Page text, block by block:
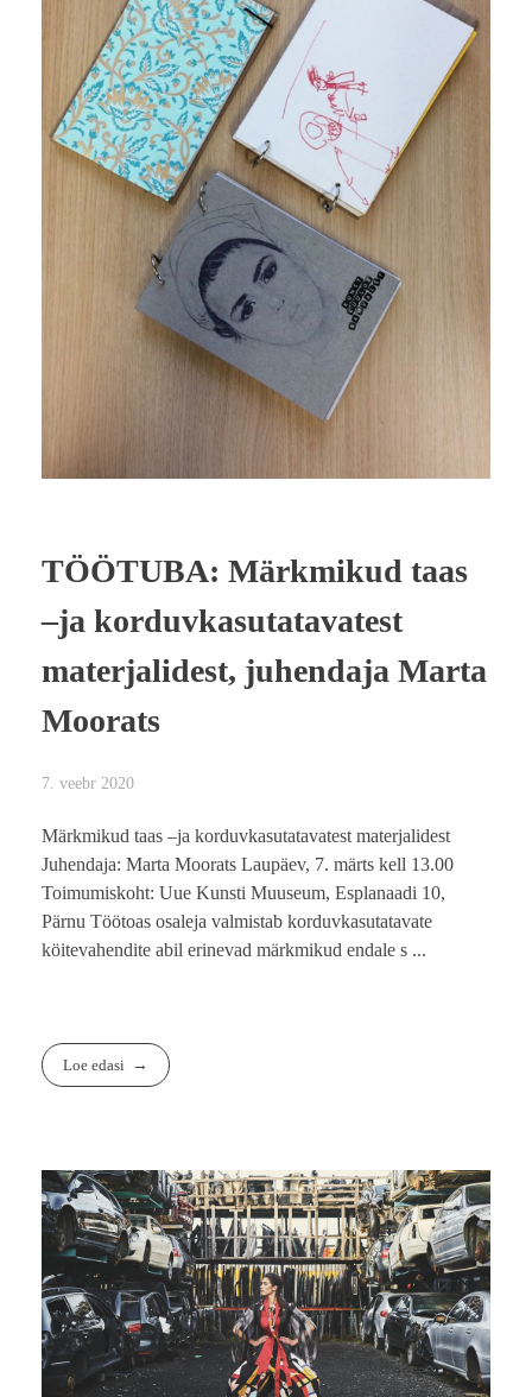
TÖÖTUBA: Märkmikud taas
–ja korduvkasutatavatest
materjalidest, juhendaja Marta
Moorats
7. veebr 2020
Märkmikud taas –ja korduvkasutatavatest materjalidest
Juhendaja: Marta Moorats Laupäev, 7. märts kell 13.00
Toimumiskoht: Uue Kunsti Muuseum, Esplanaadi 10,
Pärnu Töötoas osaleja valmistab korduvkasutatavate
köitevahendite abil erinevad märkmikud endale s ...
Loe edasi